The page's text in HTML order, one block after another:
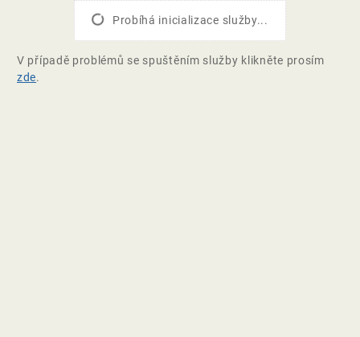
Probíhá inicializace služby...
V případě problémů se spuštěním služby klikněte prosím
zde.